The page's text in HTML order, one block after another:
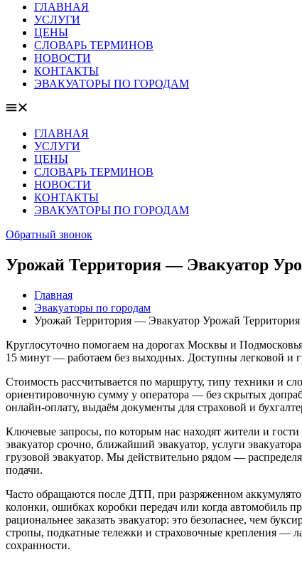
ГЛАВНАЯ
УСЛУГИ
ЦЕНЫ
СЛОВАРЬ ТЕРМИНОВ
НОВОСТИ
КОНТАКТЫ
ЭВАКУАТОРЫ ПО ГОРОДАМ
ГЛАВНАЯ
УСЛУГИ
ЦЕНЫ
СЛОВАРЬ ТЕРМИНОВ
НОВОСТИ
КОНТАКТЫ
ЭВАКУАТОРЫ ПО ГОРОДАМ
Обратный звонок
Урожай Территория — Эвакуатор
Главная
Эвакуаторы по городам
Урожай Территория — Эвакуатор Урожай
Круглосуточно помогаем на дорогах Москвы и
15 минут — работаем без выходных. Доступны легковой и
Стоимость рассчитывается по маршруту, типу техники и
ориентировочную сумму у оператора — без скрытых
онлайн-оплату, выдаём документы для страховой и
Ключевые запросы, по которым нас находят жители и гости
эвакуатор срочно, ближайший эвакуатор, услуги
грузовой эвакуатор. Мы действительно рядом —
подачи.
Часто обращаются после ДТП, при разряженном
колонки, ошибках коробки передач или когда автомобиль
рациональнее заказать эвакуатор: это безопаснее, чем
стропы, подкатные тележки и страховочные крепления —
сохранности.